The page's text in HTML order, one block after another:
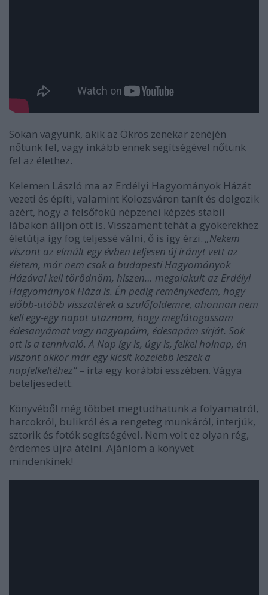
Sokan vagyunk, akik az Ökrös zenekar zenéjén
nőtünk fel, vagy inkább ennek segítségével nőtünk
fel az élethez.
Kelemen László ma az Erdélyi Hagyományok Házát
vezeti és építi, valamint Kolozsváron tanít és dolgozik
azért, hogy a felsőfokú népzenei képzés stabil
lábakon álljon ott is. Visszament tehát a gyökerekhez
életútja így fog teljessé válni, ő is így érzi. „Nekem
viszont az elmúlt egy évben teljesen új irányt vett az
életem, már nem csak a budapesti Hagyományok
Házával kell törődnöm, hiszen… megalakult az Erdélyi
Hagyományok Háza is. Én pedig reménykedem, hogy
előbb-utóbb visszatérek a szülőföldemre, ahonnan nem
kell egy-egy napot utaznom, hogy meglátogassam
édesanyámat vagy nagyapáim, édesapám sírját. Sok
ott is a tennivaló. A Nap így is, úgy is, felkel holnap, én
viszont akkor már egy kicsit közelebb leszek a
napfelkeltéhez”– írta egy korábbi esszében. Vágya
beteljesedett.
Könyvéből még többet megtudhatunk a folyamatról,
harcokról, bulikról és a rengeteg munkáról, interjúk,
sztorik és fotók segítségével. Nem volt ez olyan rég,
érdemes újra átélni. Ajánlom a könyvet
mindenkinek!